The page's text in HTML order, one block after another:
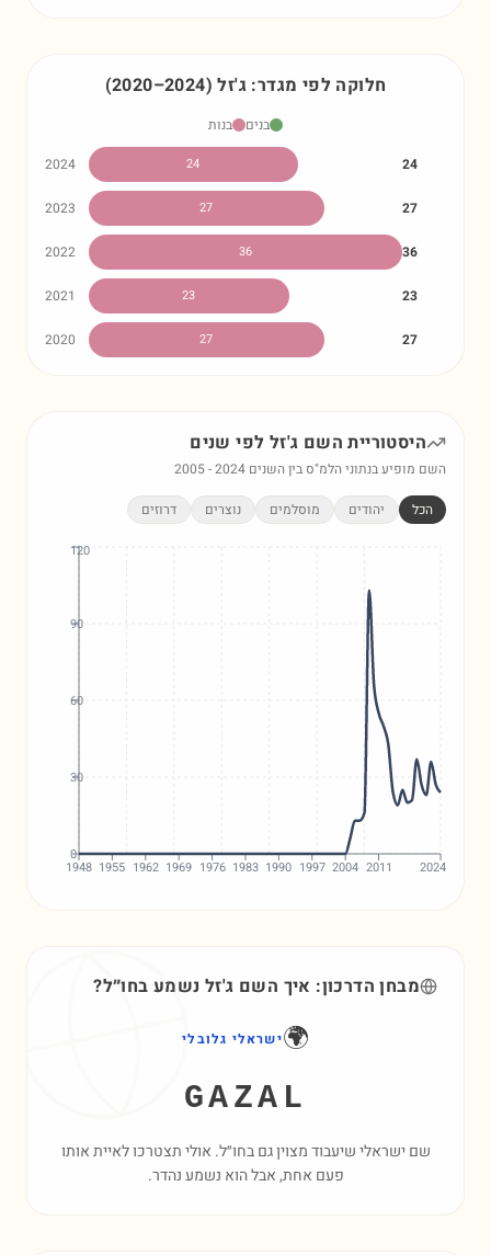
חלוקה לפי מגדר: ג'זל (2020–2024)
בנים
בנות
2024
24 24
2023 27 27
2022 36 36
2021 23 23
2020 27 27
היסטוריית השם ג'זל לפי שנים
השם מופיע בנתוני הלמ"ס בין השנים 2005-2024
הכל יהודים מוסלמים נוצרים דרוזים
1948 1955 1962 1969 1976 1983 1990 1997 2004 2011 2024
0
30
60
90
120
מבחן הדרכון: איך השם ג'זל נשמע בחו״ל?
🌍ישראלי גלובלי
GAZAL
שם ישראלי שיעבוד מצוין גם בחו״ל. אולי תצטרכו לאיית אותו
פעם אחת, אבל הוא נשמע נהדר.